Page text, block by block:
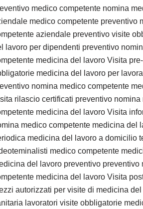
medico competente nomina
medico competente preventivo
aziendale preventivo visite
lavoro per dipendenti preventivo
medicina del lavoro Visita
medicina del lavoro per
nomina medico competente
rilascio certificati preventivo nomina
medicina del lavoro Visita
medico competente medicina del
medicina del lavoro a domicilio
medico competente
del lavoro preventivo preventivo
medicina del lavoro Visita
autorizzati per visite di medicina
lavoratori visite obbligatorie